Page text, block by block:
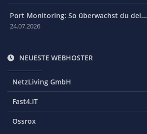
Port Monitoring: So überwachst du dei...
24.07.2026
NEUESTE WEBHOSTER
NetzLiving GmbH
Fast4.IT
Ossrox